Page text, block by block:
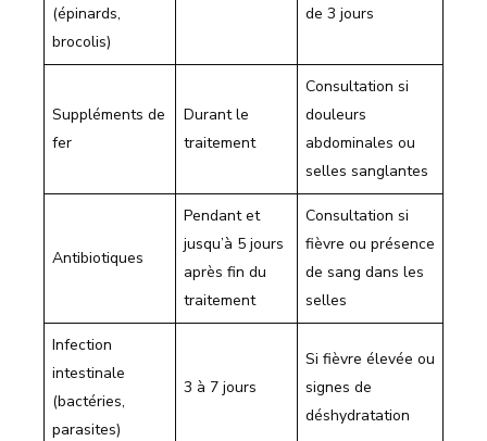
(épinards,
brocolis)
de 3 jours
Suppléments de
fer
Durant le
traitement
Consultation si
douleurs
abdominales ou
selles sanglantes
Antibiotiques
Pendant et
jusqu’à 5 jours
après fin du
traitement
Consultation si
fièvre ou présence
de sang dans les
selles
Infection
intestinale
(bactéries,
parasites)
3 à 7 jours
Si fièvre élevée ou
signes de
déshydratation